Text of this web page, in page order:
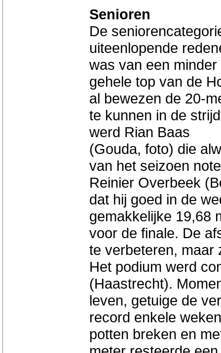
Senioren
De
uiteenlopende
was van een
gehele top van de
al bewezen de 20-
te kunnen in de
werd Rian Baas
(Gouda, foto) die
van het seizoen
Reinier Overbeek
dat hij goed in de
gemakkelijke 19,68
voor de finale. De
te verbeteren, maar
Het podium werd
(Haastrecht).
leven, getuige de
record enkele
potten breken en